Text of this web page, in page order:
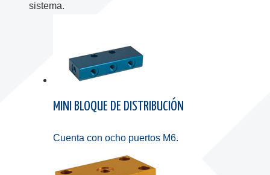
sistema.
MINI BLOQUE DE DISTRIBUCIÓN
Cuenta con ocho puertos M6.